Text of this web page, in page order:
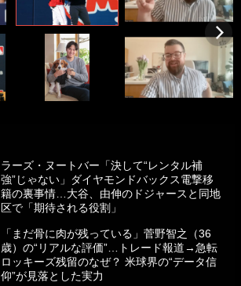
ラーズ・ヌートバー「決して“レンタル補
強”じゃない」ダイヤモンドバックス電撃移
籍の裏事情…大谷、由伸のドジャースと同地
区で「期待される役割」
「まだ骨に肉が残っている」菅野智之（36
歳）の“リアルな評価”…トレード報道→急転
ロッキーズ残留のなぜ？ 米球界の“データ信
仰”が見落とした実力